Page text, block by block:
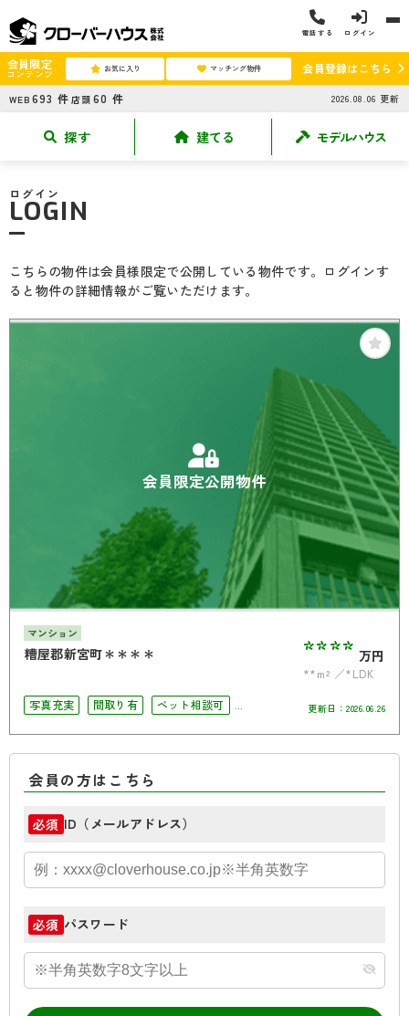
電話する ログイン
会員限定
コンテンツ お気に入り マッチング物件 会員登録はこちら
WEB 693 件 店頭 60 件 2026.08.06 更新
探す 建てる モデルハウス
ログイン
LOGIN
こちらの物件は会員様限定で公開している物件です。ログインす
ると物件の詳細情報がご覧いただけます。
会員限定公開物件
マンション
糟屋郡新宮町＊＊＊＊ **** 万円
**m²
*LDK
写真充実
間取り有
ペット相談可
更新日： 2026.06.26
会員の方はこちら
必須 ID（メールアドレス）
必須 パスワード